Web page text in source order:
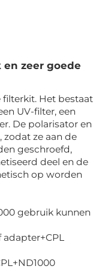
zeer goede
Het bestaat
UV-filter, een
De polarisator en
zodat ze aan de
geschroefd,
deel en de
op worden
gebruik kunnen
adapter+CPL